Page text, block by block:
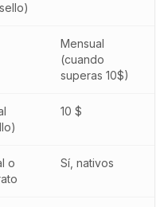
Mensual
(cuando
superas 10$)
10 $
o
Sí, nativos